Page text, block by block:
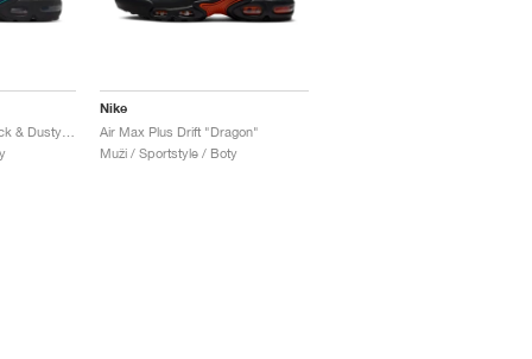
Air Max Plus Drift "Black & Dusty Cactus"
Nike
Air Max Plus Drift "Dragon"
Muži / Sportstyle / Boty